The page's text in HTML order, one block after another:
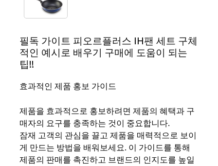
필독 가이트 피오르플러스 IH팬 세트 구체
적인 예시로 배우기 구매에 도움이 되는
팁!!
효과적인 제품 홍보 가이드
제품을 효과적으로 홍보하려면 제품의 혜택과 구
매자의 요구를 충족하는 것이 중요합니다.
잠재 고객의 관심을 끌고 제품을 매력적으로 보이
게 만드는 방법을 배워보세요. 이 가이드를 통해
제품의 판매를 촉진하고 브랜드의 인지도를 높일